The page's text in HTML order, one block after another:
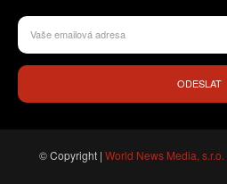
ODESLAT
© Copyright | World News Media, s.r.o.